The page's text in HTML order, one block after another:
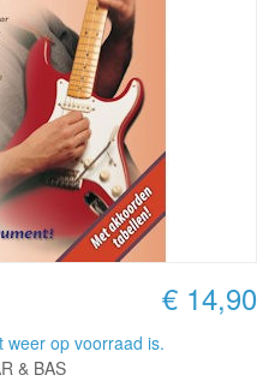
€ 14,90
weer op voorraad is.
& BAS